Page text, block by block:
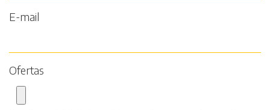
E-mail
Ofertas